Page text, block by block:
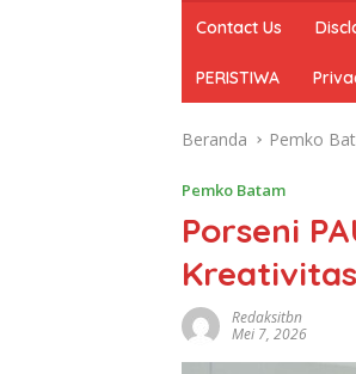
Contact Us
PERISTIWA
Beranda Pemko
Pemko Batam
Porseni
Redaksitbn
Mei 7, 2026